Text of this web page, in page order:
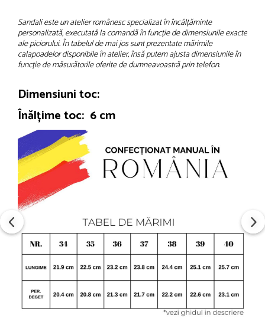
Sandali este un atelier românesc specializat în încălțăminte
personalizată, executată la comandă în funcție de dimensiunile exacte
ale piciorului. În tabelul de mai jos sunt prezentate mărimile
calapoadelor disponibile în atelier, însă putem ajusta dimensiunile în
funcție de măsurătorile oferite de dumneavoastră prin telefon.
Dimensiuni toc:
Înălțime toc: 6 cm